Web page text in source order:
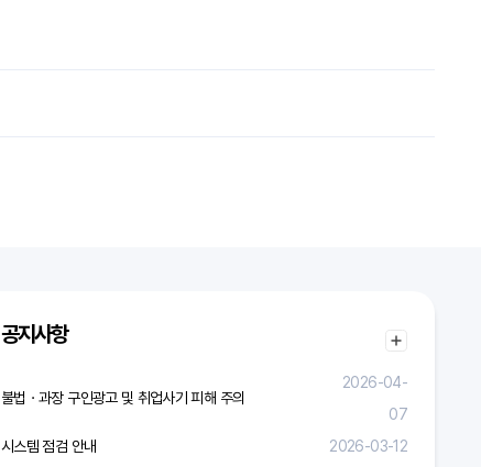
공지사항
불법ㆍ과장 구인광고 및 취업사기 피해 주의
2026-04-
07
시스템 점검 안내
2026-03-12